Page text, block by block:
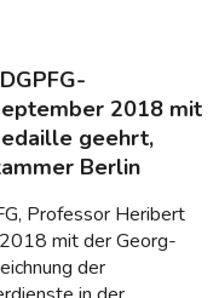
2018 mit
geehrt,
Berlin
Professor Heribert
mit der Georg-
der